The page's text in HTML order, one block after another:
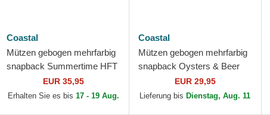
Coastal
Mützen gebogen mehrfarbig
snapback Summertime HFT
von CoastalEUR 35,95
Erhalten Sie es bis 17 - 19 Aug.
Coastal
Mützen gebogen mehrfarbig
snapback Oysters & Beer
HFT von Coastal
EUR 29,95
Lieferung bis Dienstag, Aug. 11